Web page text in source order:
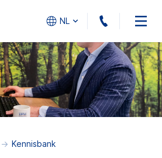
NL 010 -
Kennisbank